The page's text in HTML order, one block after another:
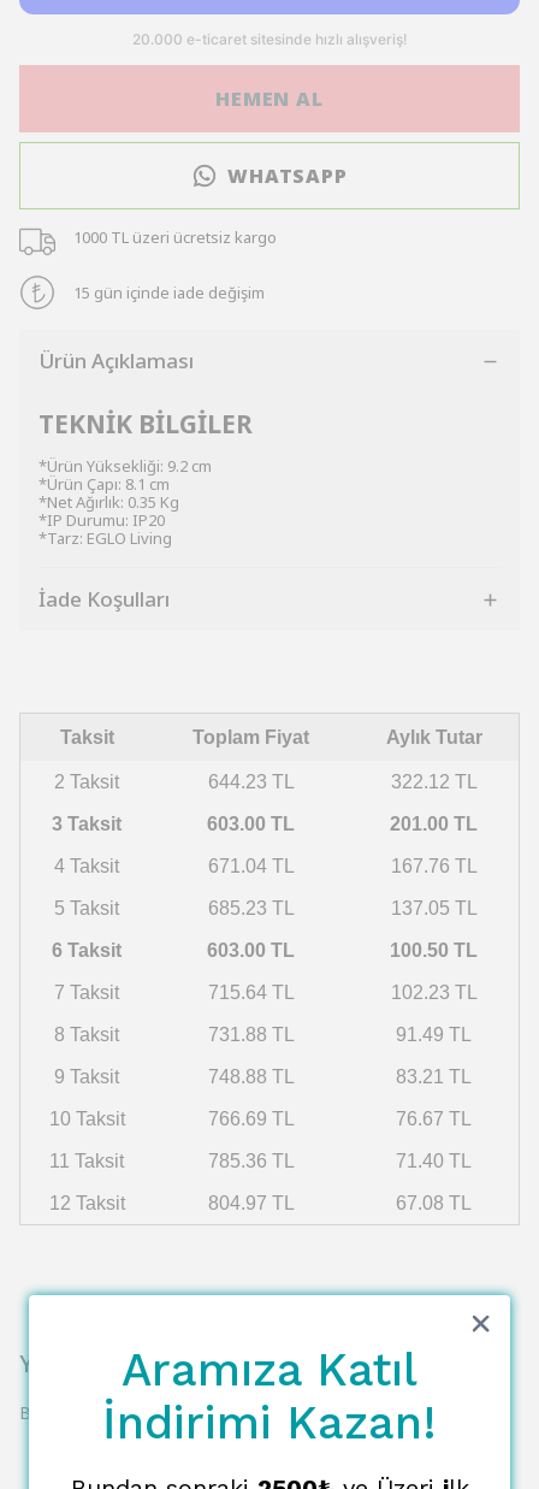
HEMEN AL
WHATSAPP
1000 TL üzeri ücretsiz kargo
15 gün içinde iade değişim
Ürün Açıklaması
TEKNİK BİLGİLER
*Ürün Yüksekliği: 9.2 cm
*Ürün Çapı: 8.1 cm
*Net Ağırlık: 0.35 Kg
*IP Durumu: IP20
*Tarz: EGLO Living
İade Koşulları
Taksit Toplam Fiyat Aylık Tutar
2 Taksit 644.23 TL 322.12 TL
3 Taksit 603.00 TL 201.00 TL
4 Taksit 671.04 TL 167.76 TL
5 Taksit 685.23 TL 137.05 TL
6 Taksit 603.00 TL 100.50 TL
7 Taksit 715.64 TL 102.23 TL
8 Taksit 731.88 TL 91.49 TL
9 Taksit 748.88 TL 83.21 TL
10 Taksit 766.69 TL 76.67 TL
11 Taksit 785.36 TL 71.40 TL
12 Taksit 804.97 TL 67.08 TL
Yorumlar
Bu ürün için henüz yorum yapılmamış.
Aramıza Katıl
İndirimi Kazan!